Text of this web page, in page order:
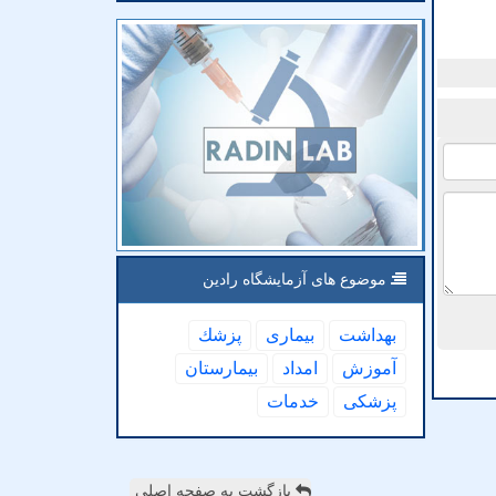
موضوع های آزمایشگاه رادین
بهداشت بیماری
پزشك
آموزش
امداد
بیمارستان
پزشكی
خدمات
بازگشت به صفحه اصلی